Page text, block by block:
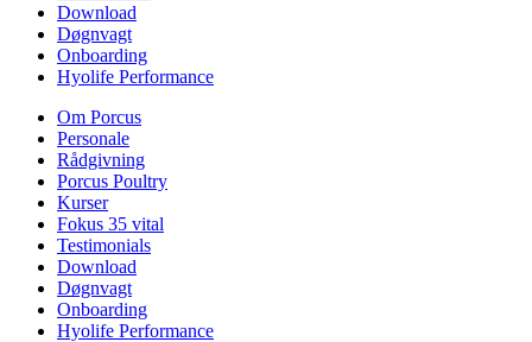
Download
Døgnvagt
Onboarding
Hyolife Performance
Om Porcus
Personale
Rådgivning
Porcus Poultry
Kurser
Fokus 35 vital
Testimonials
Download
Døgnvagt
Onboarding
Hyolife Performance